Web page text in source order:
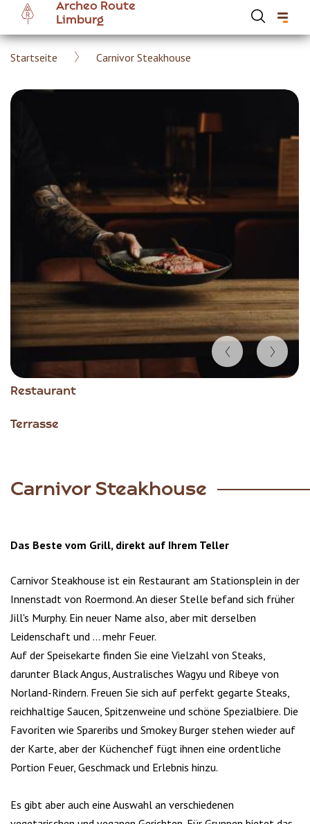
main
content
Archeo Route
Limburg
Breadcrumb
Startseite Carnivor Steakhouse
Restaurant
Terrasse
Item
of
Carnivor Steakhouse
Das Beste vom Grill, direkt auf Ihrem Teller
Carnivor Steakhouse ist ein Restaurant am Stationsplein in der
Innenstadt von Roermond. An dieser Stelle befand sich früher
Jill's Murphy. Ein neuer Name also, aber mit derselben
Leidenschaft und ... mehr Feuer.
Auf der Speisekarte finden Sie eine Vielzahl von Steaks,
darunter Black Angus, Australisches Wagyu und Ribeye von
Norland-Rindern. Freuen Sie sich auf perfekt gegarte Steaks,
reichhaltige Saucen, Spitzenweine und schöne Spezialbiere. Die
Favoriten wie Spareribs und Smokey Burger stehen wieder auf
der Karte, aber der Küchenchef fügt ihnen eine ordentliche
Portion Feuer, Geschmack und Erlebnis hinzu.
Es gibt aber auch eine Auswahl an verschiedenen